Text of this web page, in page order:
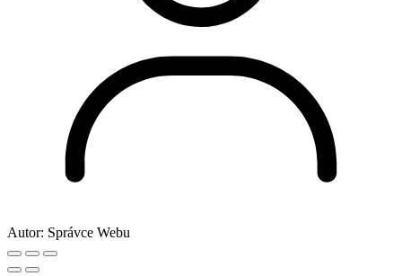
Autor: Správce Webu